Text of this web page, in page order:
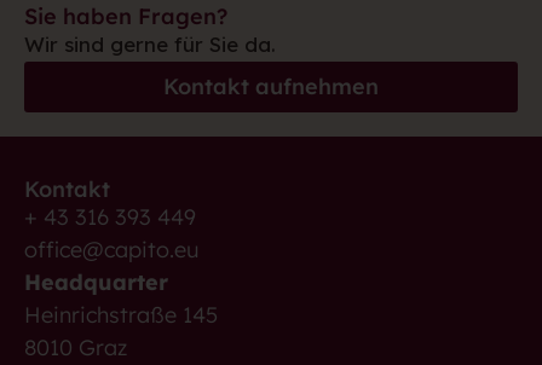
Sie haben Fragen?
Wir sind gerne für Sie da.
Kontakt aufnehmen
Kontakt
+ 43 316 393 449
office@capito.eu
Headquarter
Heinrichstraße 145
8010 Graz